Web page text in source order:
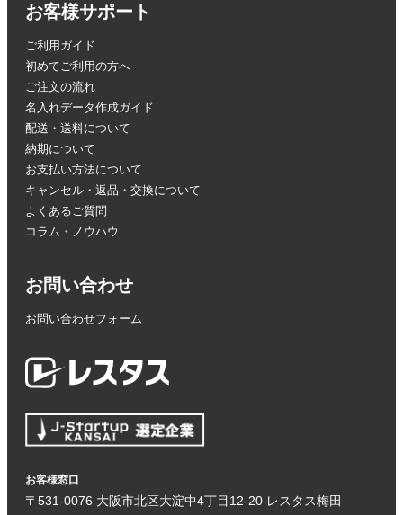
お客様サポート
ご利用ガイド
初めてご利用の方へ
ご注文の流れ
名入れデータ作成ガイド
配送・送料について
納期について
お支払い方法について
キャンセル・返品・交換について
よくあるご質問
コラム・ノウハウ
お問い合わせ
お問い合わせフォーム
お客様窓口
〒531-0076 大阪市北区大淀中4丁目12-20 レスタス梅田